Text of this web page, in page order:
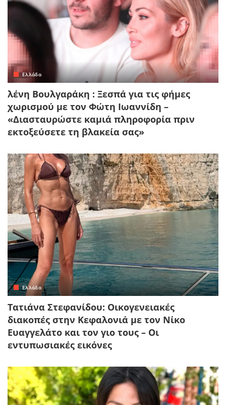
Ελλάδα
λένη Βουλγαράκη : Ξεσπά για τις φήμες
χωρισμού με τον Φώτη Ιωαννίδη –
«Διασταυρώστε καμιά πληροφορία πριν
εκτοξεύσετε τη βλακεία σας»
Ελλάδα
Τατιάνα Στεφανίδου: Οικογενειακές
διακοπές στην Κεφαλονιά με τον Νίκο
Ευαγγελάτο και τον γιο τους – Οι
εντυπωσιακές εικόνες